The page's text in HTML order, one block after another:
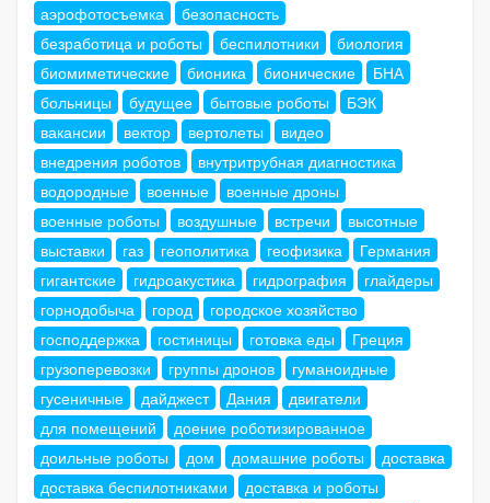
аэрофотосъемка
безопасность
безработица и роботы
беспилотники
биология
биомиметические
бионика бионические
БНА
больницы
будущее бытовые роботы
БЭК
вакансии
вектор вертолеты
видео
внедрения роботов
внутритрубная диагностика
водородные
военные
военные дроны
военные роботы
воздушные встречи
высотные
выставки
газ геополитика геофизика
Германия
гигантские
гидроакустика гидрография
глайдеры
горнодобыча
город
городское хозяйство
господдержка
гостиницы готовка еды
Греция
грузоперевозки
группы дронов
гуманоидные
гусеничные
дайджест Дания
двигатели
для помещений
доение роботизированное
доильные роботы
дом домашние роботы
доставка
доставка беспилотниками
доставка и роботы